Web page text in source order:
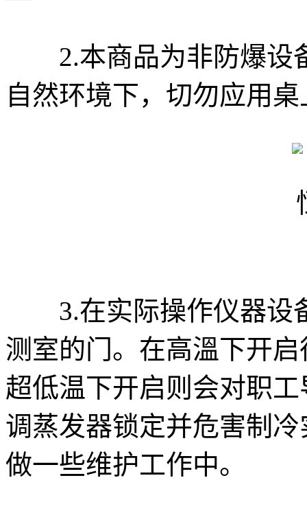
2.本商品为非防爆设
自然环境下，切勿应用
3.在实际操作仪器设
测室的门。在高溫下开
超低温下开启则会对职
调蒸发器锁定并危害制
做一些维护工作中。